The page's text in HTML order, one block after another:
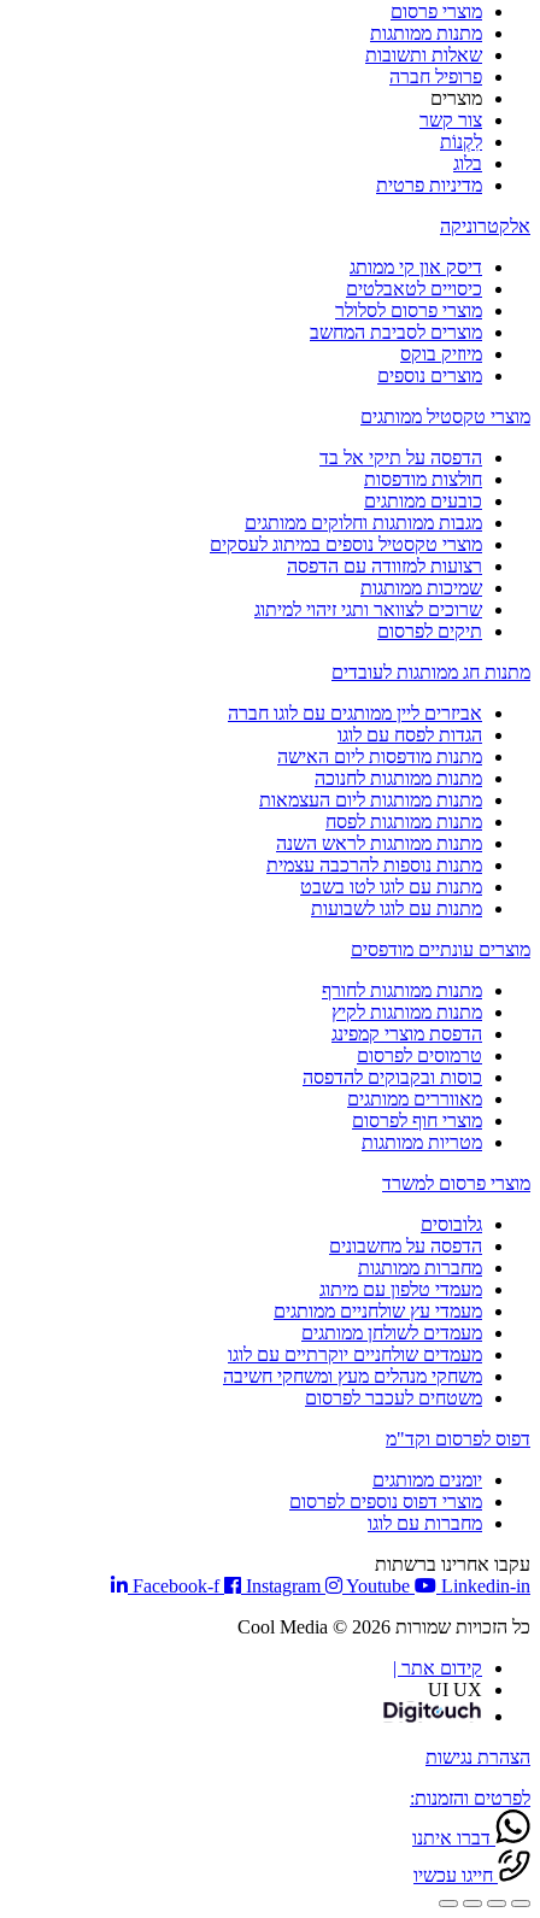
מוצרי פרסום
מתנות ממותגות
שאלות ותשובות
פרופיל חברה
מוצרים
צור קשר
לִקְנוֹת
בלוג
מדיניות פרטית
אלקטרוניקה
דיסק און קי ממותג
כיסויים לטאבלטים
מוצרי פרסום לסלולר
מוצרים לסביבת המחשב
מיוזיק בוקס
מוצרים נוספים
מוצרי טקסטיל ממותגים
הדפסה על תיקי אל בד
חולצות מודפסות
כובעים ממותגים
מגבות ממותגות וחלוקים ממותגים
מוצרי טקסטיל נוספים במיתוג לעסקים
רצועות למזוודה עם הדפסה
שמיכות ממותגות
שרוכים לצוואר ותגי זיהוי למיתוג
תיקים לפרסום
מתנות חג ממותגות לעובדים
אביזרים ליין ממותגים עם לוגו חברה
הגדות לפסח עם לוגו
מתנות מודפסות ליום האישה
מתנות ממותגות לחנוכה
מתנות ממותגות ליום העצמאות
מתנות ממותגות לפסח
מתנות ממותגות לראש השנה
מתנות נוספות להרכבה עצמית
מתנות עם לוגו לטו בשבט
מתנות עם לוגו לשבועות
מוצרים עונתיים מודפסים
מתנות ממותגות לחורף
מתנות ממותגות לקיץ
הדפסת מוצרי קמפינג
טרמוסים לפרסום
כוסות ובקבוקים להדפסה
מאווררים ממותגים
מוצרי חוף לפרסום
מטריות ממותגות
מוצרי פרסום למשרד
גלובוסים
הדפסה על מחשבונים
מחברות ממותגות
מעמדי טלפון עם מיתוג
מעמדי עץ שולחניים ממותגים
מעמדים לשולחן ממותגים
מעמדים שולחניים יוקרתיים עם לוגו
משחקי מנהלים מעץ ומשחקי חשיבה
משטחים לעכבר לפרסום
דפוס לפרסום וקד"מ
יומנים ממותגים
מוצרי דפוס נוספים לפרסום
מחברות עם לוגו
עקבו אחרינו ברשתות
Facebook-f
Instagram Youtube
Linkedin-in
כל הזכויות שמורות Cool Media © 2026
קידום אתר |
UI UX
הצהרת נגישות
לפרטים והזמנות:
דברו איתנו
חייגו עכשיו